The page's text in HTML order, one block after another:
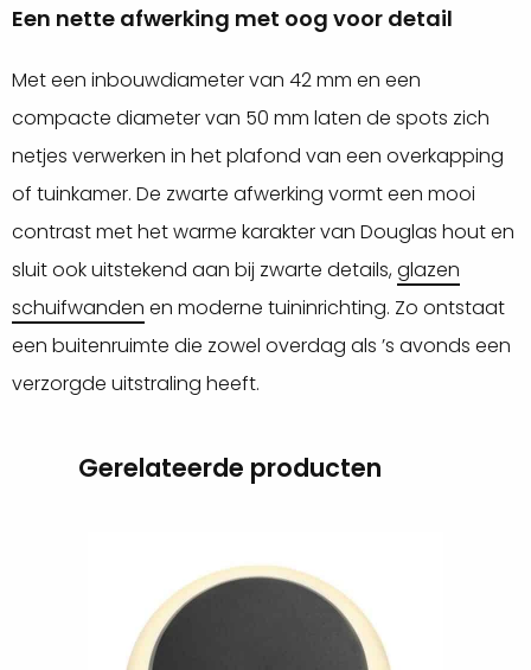
Een nette afwerking met oog voor detail
Met een inbouwdiameter van 42 mm en een
compacte diameter van 50 mm laten de spots zich
netjes verwerken in het plafond van een overkapping
of tuinkamer. De zwarte afwerking vormt een mooi
contrast met het warme karakter van Douglas hout en
sluit ook uitstekend aan bij zwarte details,glazen
schuifwanden en moderne tuininrichting. Zo ontstaat
een buitenruimte die zowel overdag als ’s avonds een
verzorgde uitstraling heeft.
Gerelateerde producten